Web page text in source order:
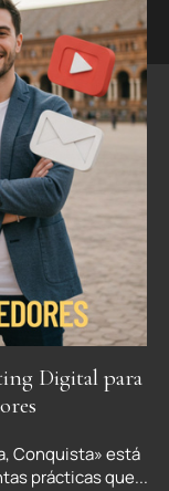
Digital para
Conquista» está
prácticas que...